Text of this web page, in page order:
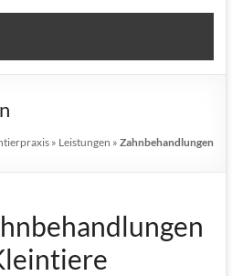
» Leistungen »Zahnbehandlungen